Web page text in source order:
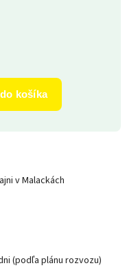
košíka
v Malackách
(podľa plánu rozvozu)